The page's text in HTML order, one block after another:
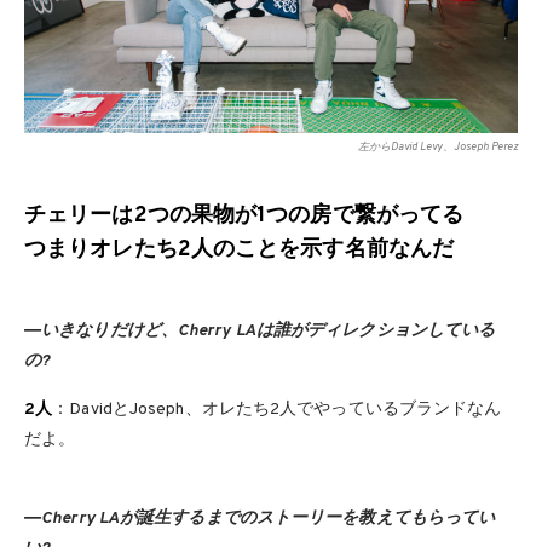
左からDavid Levy、Joseph Perez
チェリーは2つの果物が1つの房で繋がってる
つまりオレたち2人のことを示す名前なんだ
―いきなりだけど、Cherry LAは誰がディレクションしている
の?
2人：DavidとJoseph、オレたち2人でやっているブランドなん
だよ。
―Cherry LAが誕生するまでのストーリーを教えてもらってい